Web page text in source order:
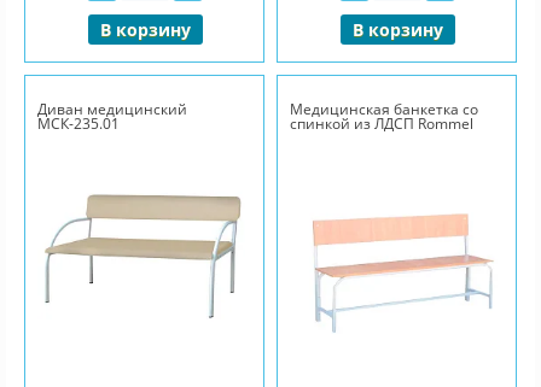
В корзину В корзину
Диван медицинский
МСК-235.01
Медицинская банкетка со
спинкой из ЛДСП Rommel